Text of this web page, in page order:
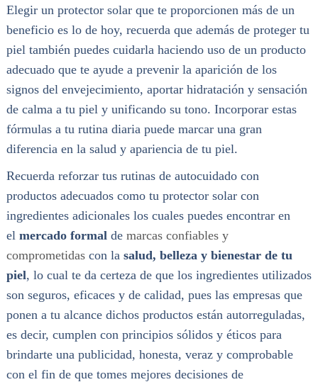
Elegir un protector solar que te proporcionen más de un
beneficio es lo de hoy, recuerda que además de proteger tu
piel también puedes cuidarla haciendo uso de un producto
adecuado que te ayude a prevenir la aparición de los
signos del envejecimiento, aportar hidratación y sensación
de calma a tu piel y unificando su tono. Incorporar estas
fórmulas a tu rutina diaria puede marcar una gran
diferencia en la salud y apariencia de tu piel.
Recuerda reforzar tus rutinas de autocuidado con
productos adecuados como tu protector solar con
ingredientes adicionales los cuales puedes encontrar en
el mercado formal de marcas confiables y
comprometidascon la salud, belleza y bienestar de tu
piel, lo cual te da certeza de que los ingredientes utilizados
son seguros, eficaces y de calidad, pues las empresas que
ponen a tu alcance dichos productos están autorreguladas,
es decir, cumplen con principios sólidos y éticos para
brindarte una publicidad, honesta, veraz y comprobable
con el fin de que tomes mejores decisiones de